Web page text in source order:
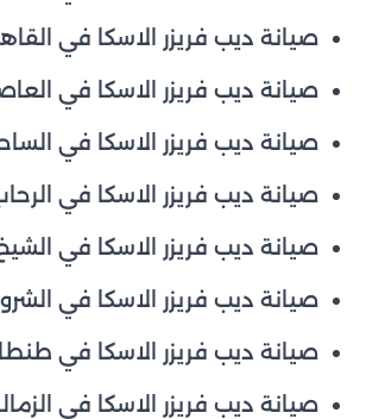
صيانة ديب فريزر الاسكا في
صيانة ديب فريزر الاسكا في
صيانة ديب فريزر الاسكا في
صيانة ديب فريزر الاسكا في
صيانة ديب فريزر الاسكا في الشيخ
صيانة ديب فريزر الاسكا في
صيانة ديب فريزر الاسكا في طنطا
صيانة ديب فريزر الاسكا في